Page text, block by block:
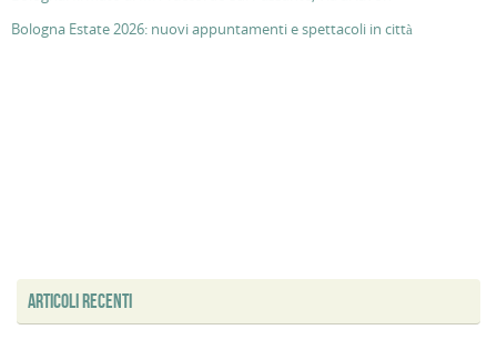
Bologna Estate 2026: nuovi appuntamenti e spettacoli in città
ARTICOLI RECENTI